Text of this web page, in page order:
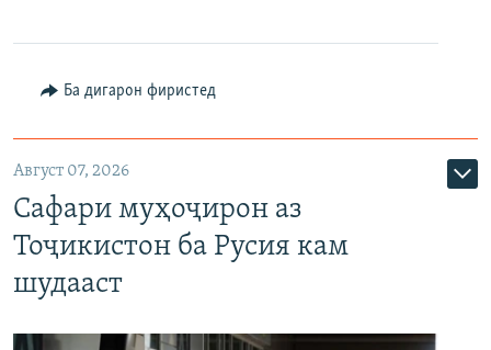
Ба дигарон фиристед
Август 07, 2026
Сафари муҳоҷирон аз
Тоҷикистон ба Русия кам
шудааст